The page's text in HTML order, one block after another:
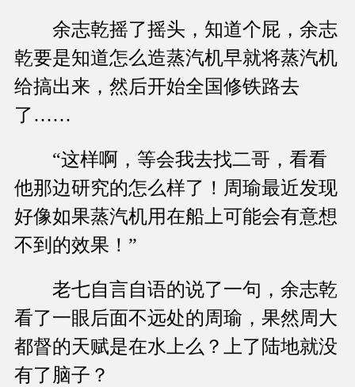
余志乾摇了摇头，知道个屁，余志
乾要是知道怎么造蒸汽机早就将蒸汽机
给搞出来，然后开始全国修铁路去
了……
“这样啊，等会我去找二哥，看看
他那边研究的怎么样了！周瑜最近发现
好像如果蒸汽机用在船上可能会有意想
不到的效果！”
老七自言自语的说了一句，余志乾
看了一眼后面不远处的周瑜，果然周大
都督的天赋是在水上么？上了陆地就没
有了脑子？